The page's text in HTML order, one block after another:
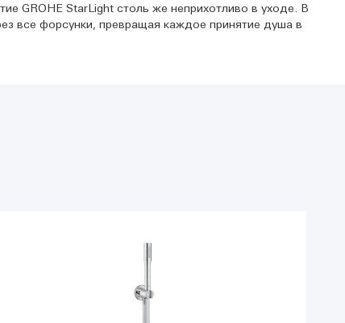
GROHE StarLight столь же неприхотливо в уходе. В
все форсунки, превращая каждое принятие душа в